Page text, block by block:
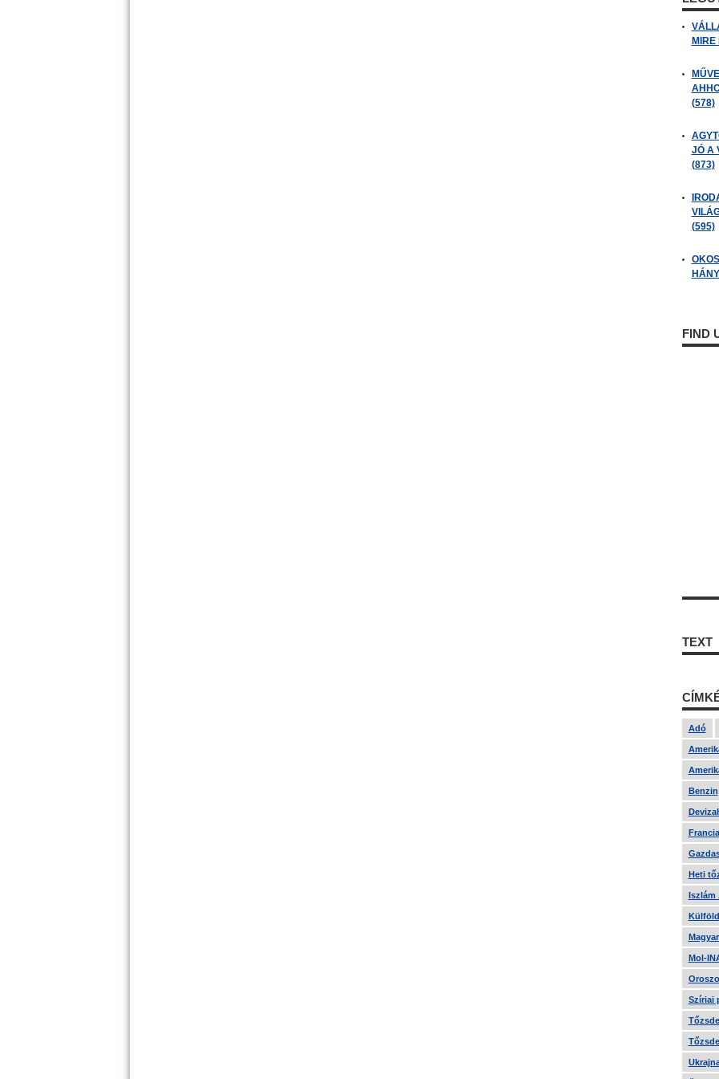
MIRE
(578)
JÓ A
(873)
(595)
FIND
TEXT
Adó
Benzin
Heti
Iszlám
Mol-
Szíriai